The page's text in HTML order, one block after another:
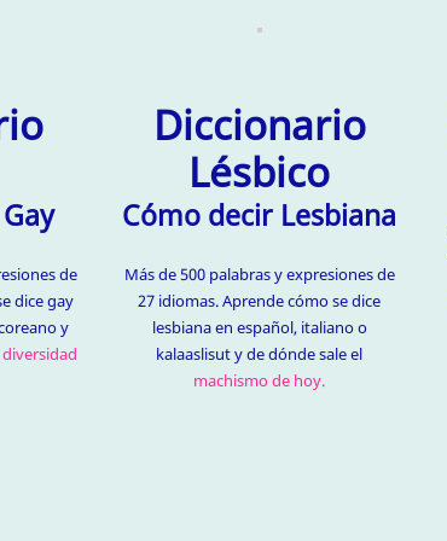
de
dice gay
y
diversidad
Diccionario
Lésbico
Cómo decir Lesbiana
Más de 500 palabras y expresiones de
27 idiomas. Aprende cómo se dice
lesbiana en español, italiano o
kalaaslisut y de dónde sale el
machismo de hoy.